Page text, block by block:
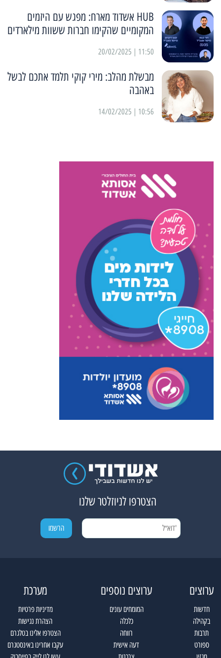
HUB אשדוד מארח: מפגש עם היזמים
המקומיים שהקימו חברות ששוות מילארדים
11:50 | 20/02/2025
מבשלת מהלב: מירי קוקי תלמד אתכם לבשל
באהבה
10:56 | 14/02/2025
הצטרפו לניוזלטר שלנו
ערוצים
חדשות
בקהילה
תרבות
ספורט
ערוצים נוספים
המומחים עונים
כלכלה
רווחה
דעה אישית
מערכת
מדיניות פרטיות
הצהרת נגישות
הצטרפו אלינו בטלגרם
עקבו אחרינו באינסטגרם